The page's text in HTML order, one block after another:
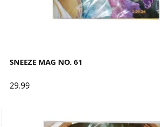
SNEEZE MAG NO. 61
29.99